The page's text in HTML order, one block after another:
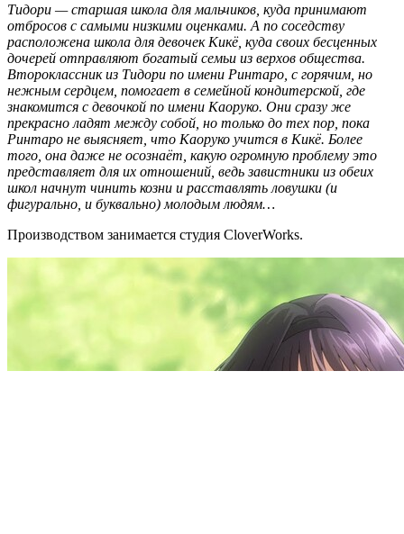
Тидори — старшая школа для мальчиков, куда принимают
отбросов с самыми низкими оценками. А по соседству
расположена школа для девочек Кикё, куда своих бесценных
дочерей отправляют богатый семьи из верхов общества.
Второклассник из Тидори по имени Ринтаро, с горячим, но
нежным сердцем, помогает в семейной кондитерской, где
знакомится с девочкой по имени Каоруко. Они сразу же
прекрасно ладят между собой, но только до тех пор, пока
Ринтаро не выясняет, что Каоруко учится в Кикё. Более
того, она даже не осознаёт, какую огромную проблему это
представляет для их отношений, ведь завистники из обеих
школ начнут чинить козни и расставлять ловушки (и
фигурально, и буквально) молодым людям…
Производством занимается студия CloverWorks.